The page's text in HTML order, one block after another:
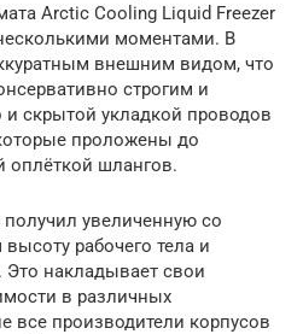
Arctic Cooling Liquid Freezer
моментами. В
внешним видом, что
строгим и
скрытой укладкой проводов
проложены до
оплёткой шлангов.
увеличенную со
рабочего тела и
Это накладывает свои
в различных
все производители корпусов